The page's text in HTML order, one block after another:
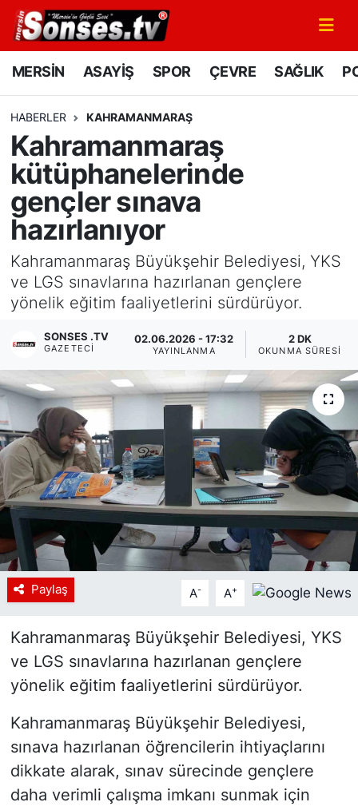
MERSİN ASAYİŞ SPOR ÇEVRE SAĞLIK
HABERLER KAHRAMANMARAŞ
Kahramanmaraş
kütüphanelerinde
gençler sınava
hazırlanıyor
Kahramanmaraş Büyükşehir Belediyesi, YKS
ve LGS sınavlarına hazırlanan gençlere
yönelik eğitim faaliyetlerini sürdürüyor.
SONSES .TV
GAZETECI
02.06.2026 - 17:32
YAYINLANMA
2 DK
OKUNMA SÜRESI
Paylaş A- A+
Kahramanmaraş Büyükşehir Belediyesi, YKS
ve LGS sınavlarına hazırlanan gençlere
yönelik eğitim faaliyetlerini sürdürüyor.
Kahramanmaraş Büyükşehir Belediyesi,
sınava hazırlanan öğrencilerin ihtiyaçlarını
dikkate alarak, sınav sürecinde gençlere
daha verimli çalışma imkanı sunmak için
MERSİN
SPOR
GÜNÜN MANŞETİ
DÜNYA
KÜLTÜR - SANAT
MAGAZİN
SAĞLIK
Siyaset
YEREL HABER
Haberde insan
Tanıtım
Mersin Nöbetçi Eczaneler
Mersin Namaz Vakitleri
Mersin Trafik Yoğunluk Haritası
Süper Lig Puan Durumu ve Fikstür
Tüm Manşetler
Son Dakika Haberleri
Haber Arşivi